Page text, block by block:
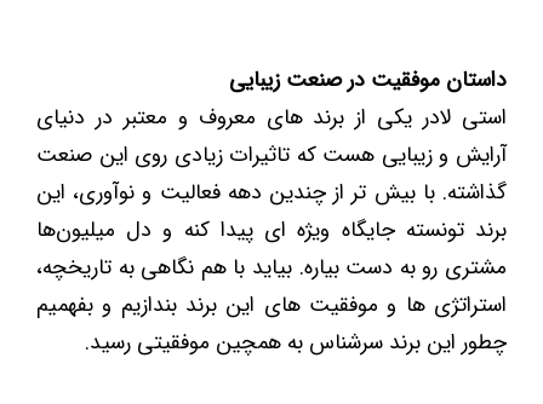
داستان موفقیت در صنعت زیبایی
استی لادر یکی از برند های معروف و معتبر در دنیای
آرایش و زیبایی هست که تاثیرات زیادی روی این صنعت
گذاشته. با بیش تر از چندین دهه فعالیت و نوآوری، این
برند تونسته جایگاه ویژه ‌ای پیدا کنه و دل میلیون‌ها
مشتری رو به دست بیاره. بیاید با هم نگاهی به تاریخچه،
استراتژی ‌ها و موفقیت ‌های این برند بندازیم و بفهمیم
چطور این برند سرشناس به همچین موفقیتی رسید.